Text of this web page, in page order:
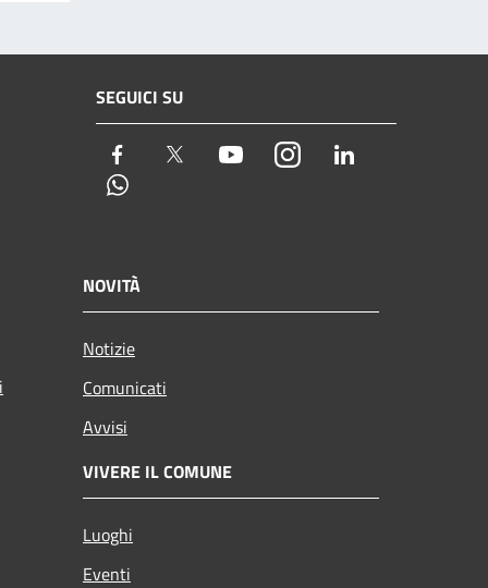
SEGUICI SU
Facebook Twitter YoutubeInstagram
NOVITÀ
Notizie
Comunicati
Avvisi
VIVERE IL COMUNE
Luoghi
Eventi